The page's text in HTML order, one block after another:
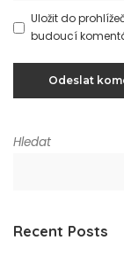
Uložit do
budoucí
Hledat
Recent Posts